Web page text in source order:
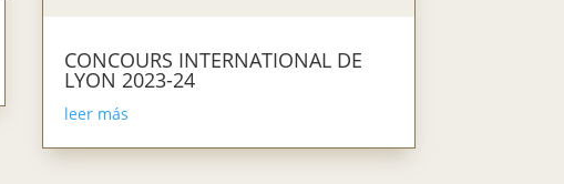
CONCOURS INTERNATIONAL DE
LYON 2023-24
leer más